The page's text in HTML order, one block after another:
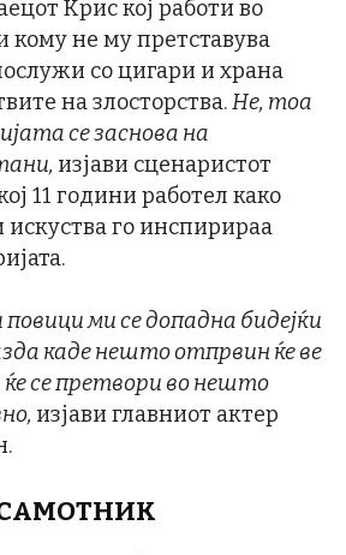
Крис кој работи во
кому не му претставува
со цигари и храна
на злосторства.Не, тоа
се заснова на
изјави сценаристот
11 години работел како
го инспирираа
ми се допадна бидејќи
каде нешто отпрвин ќе ве
се претвори во нешто
изјави главниот актер